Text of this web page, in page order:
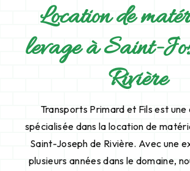
Location de
levage à Saint-
Rivière
Transports Primard et Fils est
spécialisée dans la location de
Saint-Joseph de Rivière. Avec une
plusieurs années dans le domaine,